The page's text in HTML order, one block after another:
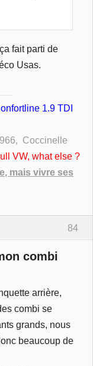
fait parti de
Usas.
1.9 TDI
Coccinelle
VW, what else ?
mais vivre ses
84
combi
arrière,
combi se
grands, nous
beaucoup de